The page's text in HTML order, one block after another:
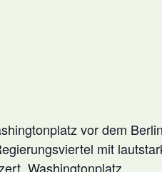
vor dem
mit
Washingtonplatz